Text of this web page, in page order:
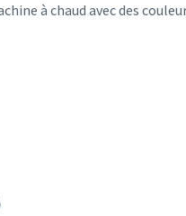
à chaud avec des